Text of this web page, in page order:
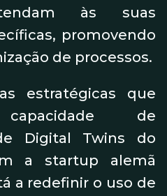
às suas
promovendo
de processos.
estratégicas que
de
Digital Twins do
a startup alemã
a redefinir o uso de